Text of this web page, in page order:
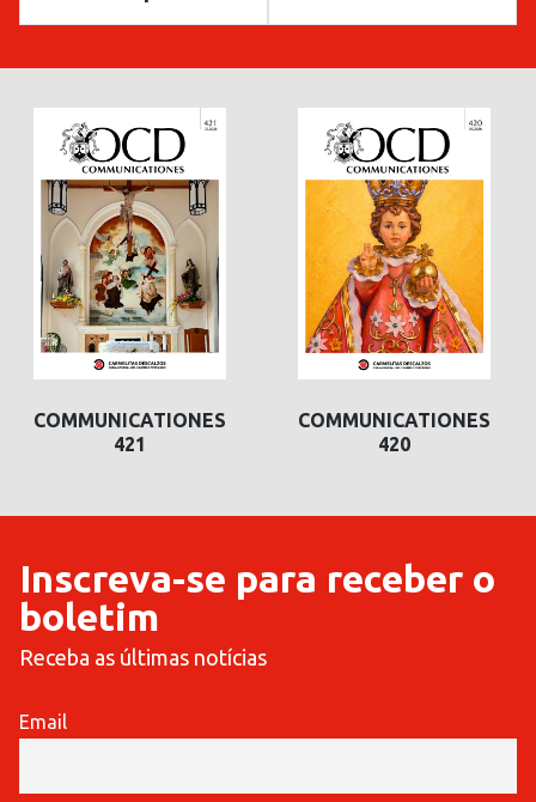
COMMUNICATIONES
421
COMMUNICATIONES
420
Inscreva-se para receber o
boletim
Receba as últimas notícias
Email